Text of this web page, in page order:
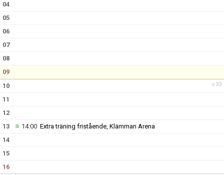
04
05
06
07
08
09
v.33
10
11
12
13
14:00 Extra träning fristående, Klämman Arena
14
15
16